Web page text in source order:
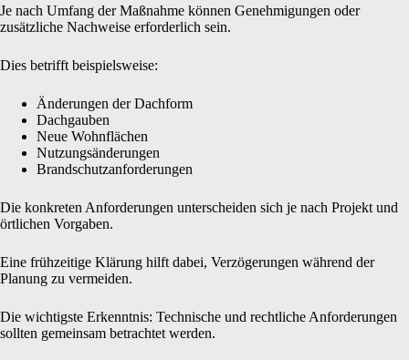
Je nach Umfang der Maßnahme können Genehmigungen oder
zusätzliche Nachweise erforderlich sein.
Dies betrifft beispielsweise:
Änderungen der Dachform
Dachgauben
Neue Wohnflächen
Nutzungsänderungen
Brandschutzanforderungen
Die konkreten Anforderungen unterscheiden sich je nach Projekt und
örtlichen Vorgaben.
Eine frühzeitige Klärung hilft dabei, Verzögerungen während der
Planung zu vermeiden.
Die wichtigste Erkenntnis: Technische und rechtliche Anforderungen
sollten gemeinsam betrachtet werden.